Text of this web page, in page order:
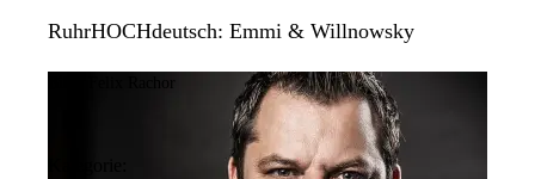
RuhrHOCHdeutsch: Emmi & Willnowsky
Felix Rachor